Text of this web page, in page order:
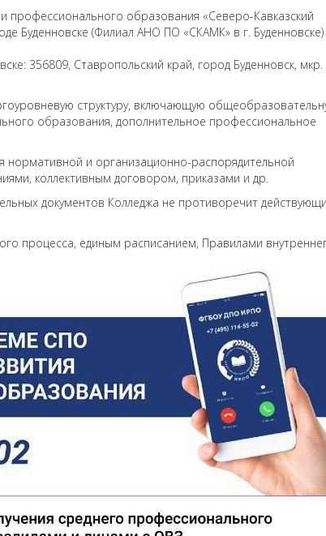
образования «Северо-Кавказский
Буденновске (Филиал АНО ПО «СКАМК» в г.
356809, Ставропольский край, город Буденновск, мкр.
структуру, включающую
образования, дополнительное профессиональное
и организационно-распорядительной
коллективным договором, приказами и др.
документов Колледжа не противоречит
процесса, единым расписанием, Правилами